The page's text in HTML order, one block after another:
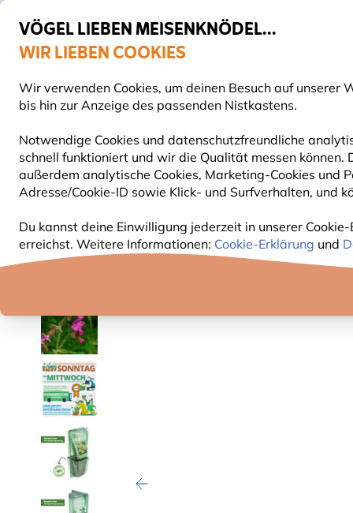
VÖGEL LIEBEN MEISENKNÖDEL...
WIR LIEBEN COOKIES
Wir verwenden Cookies, um deinen Besuch auf unserer
bis hin zur Anzeige des passenden Nistkastens.
Notwendige Cookies und datenschutzfreundliche
schnell funktioniert und wir die Qualität messen
außerdem analytische Cookies, Marketing-Cookies und
Adresse/Cookie-ID sowie Klick- und Surfverhalten, und
Du kannst deine Einwilligung jederzeit in unserer
erreichst. Weitere Informationen: Cookie-Erklärung und
Top-bewertet in 11 Ländern
Gratis Versand ab 49 €
VOGELFUTTER FUTTERHÄUSER NISTKÄSTEN